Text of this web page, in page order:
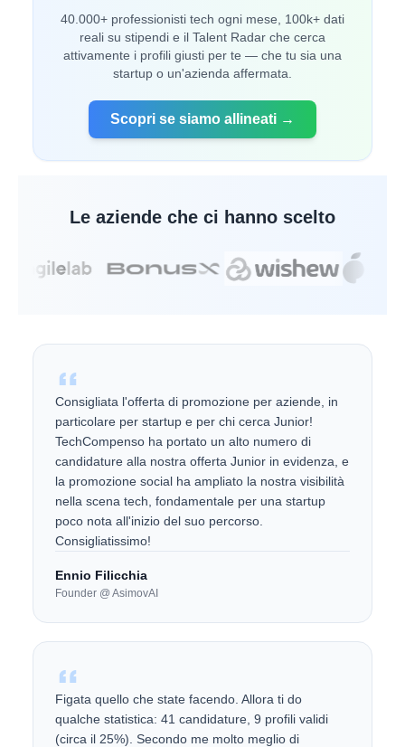
40.000+ professionisti tech ogni mese, 100k+ dati
reali su stipendi e il Talent Radar che cerca
attivamente i profili giusti per te — che tu sia una
startup o un'azienda affermata.
Scopri se siamo allineati →
Le aziende che ci hanno scelto
Consigliata l'offerta di promozione per aziende, in
particolare per startup e per chi cerca Junior!
TechCompenso ha portato un alto numero di
candidature alla nostra offerta Junior in evidenza, e
la promozione social ha ampliato la nostra visibilità
nella scena tech, fondamentale per una startup
poco nota all'inizio del suo percorso.
Consigliatissimo!
Ennio Filicchia
Founder @ AsimovAI
Figata quello che state facendo. Allora ti do
qualche statistica: 41 candidature, 9 profili validi
(circa il 25%). Secondo me molto meglio di